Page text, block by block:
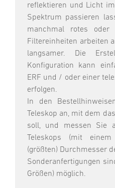
reflektieren und Licht
Spektrum passieren
manchmal rotes oder
Filtereinheiten arbeiten
langsamer. Die
Konfiguration kann
ERF und / oder einer
erfolgen.
In den
Teleskop an, mit dem
soll, und messen Sie
Teleskops (mit
(größten) Durchmesser
Sonderanfertigungen
Größen) möglich.